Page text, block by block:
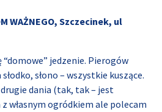
WAŻNEGO, Szczecinek, ul
jedzenie. Pierogów
słono – wszystkie kuszące.
dania (tak, tak – jest
własnym ogródkiem ale polecam